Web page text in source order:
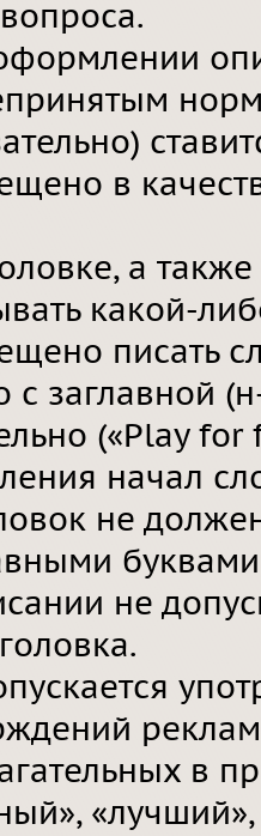
в
а
какой-
писать
с заглавной
(«Play for
начал
не
не
в